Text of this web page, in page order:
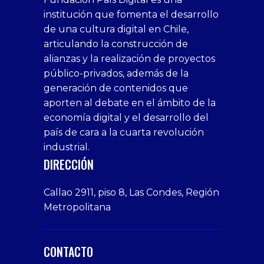
1xbet
canlı
casino
siteleri
bedava
bonus
veren
siteler
1xbet
deneme
bonusu
veren
siteleri
deneme
bonusu
Sikis
siteleri
bonusu
veren
siteler
casino
siteleri
1win
xslot
sahabet
giriş
1xbet
giriş
tarafbet
giriş
bonusu
veren
siteler
deneme
bonusu
Deneme
bonusu
veren
siteler
escort
casino
siteleri
bonusu
bahis
siteleri
Hot
Couple
xxx
homemade
porn
on
webcam
Cumshots
Tits
Free
Amateur
Porn
Xxx
Indian
Big
Butt
sex
yenigiris.com
Giriş
bonusu
veren
siteler
deneme
bonusu
veren
siteler
institución que fomenta el desarrollo
de una cultura digital en Chile,
articulando la construcción de
alianzas y la realización de proyectos
público-privados, además de la
generación de contenidos que
aporten al debate en el ámbito de la
economía digital y el desarrollo del
país de cara a la cuarta revolución
industrial.
DIRECCIÓN
Callao 2911, piso 8, Las Condes, Región
Metropolitana
CONTACTO